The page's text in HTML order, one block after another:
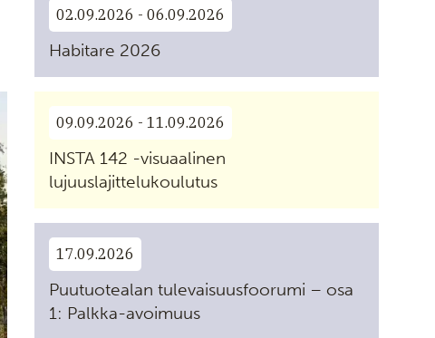
02.09.2026 - 06.09.2026
Habitare 2026
09.09.2026 - 11.09.2026
INSTA 142 -visuaalinen
lujuuslajittelukoulutus
17.09.2026
Puutuotealan tulevaisuusfoorumi – osa
1: Palkka-avoimuus